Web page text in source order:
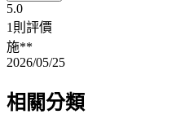
5.0
1則評價
施**
2026/05/25
相關分類